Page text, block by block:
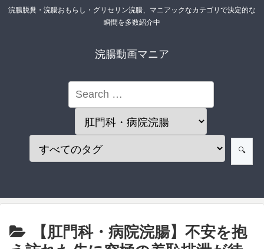
浣腸脱糞・浣腸おもらし・グリセリン浣腸、マニアックなカテゴリで決定的な
瞬間を多数紹介中
浣腸動画マニア
【肛門科・病院浣腸】不安を抱